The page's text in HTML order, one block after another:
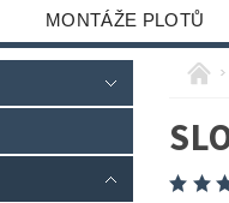
MONTÁŽE PLOTŮ